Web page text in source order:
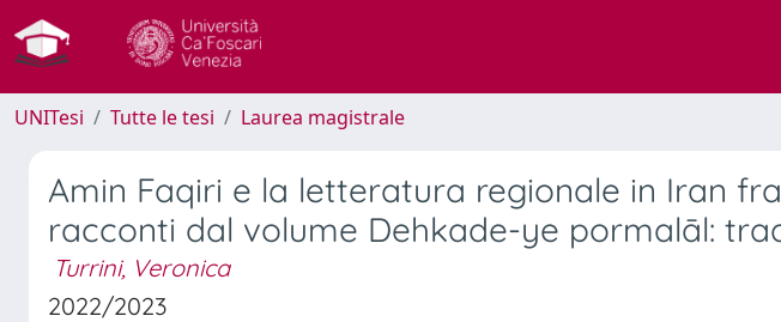
UNITesi Tutte le tesi Laurea magistrale
Amin Faqiri e la letteratura regionale in Iran
racconti dal volume Dehkade-ye pormalāl:
Turrini, Veronica
2022/2023